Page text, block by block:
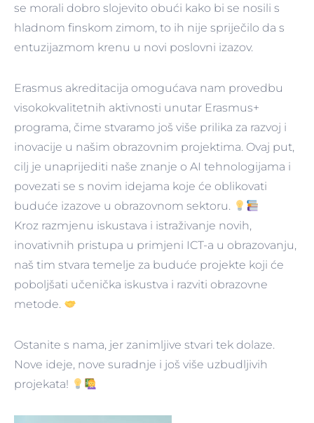
se morali dobro slojevito obući kako bi se nosili s
hladnom finskom zimom, to ih nije spriječilo da s
entuzijazmom krenu u novi poslovni izazov.
Erasmus akreditacija omogućava nam provedbu
visokokvalitetnih aktivnosti unutar Erasmus+
programa, čime stvaramo još više prilika za razvoj i
inovacije u našim obrazovnim projektima. Ovaj put,
cilj je unaprijediti naše znanje o AI tehnologijama i
povezati se s novim idejama koje će oblikovati
buduće izazove u obrazovnom sektoru.
Kroz razmjenu iskustava i istraživanje novih,
inovativnih pristupa u primjeni ICT-a u obrazovanju,
naš tim stvara temelje za buduće projekte koji će
poboljšati učenička iskustva i razviti obrazovne
metode.
Ostanite s nama, jer zanimljive stvari tek dolaze.
Nove ideje, nove suradnje i još više uzbudljivih
projekata!